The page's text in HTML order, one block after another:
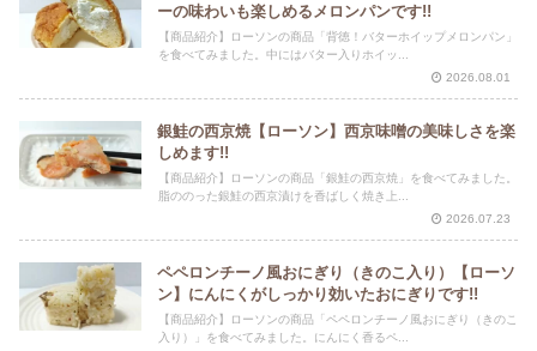
ーの味わいも楽しめるメロンパンです!!
【商品紹介】ローソンの商品「背徳！バターホイップメロンパン」
を食べてみました。中にはバター入りホイッ...
2026.08.01
銀鮭の西京焼【ローソン】西京味噌の美味しさを楽
しめます!!
【商品紹介】ローソンの商品「銀鮭の西京焼」を食べてみました。
脂ののった銀鮭の西京漬けを香ばしく焼き上...
2026.07.23
ペペロンチーノ風おにぎり（きのこ入り）【ローソ
ン】にんにくがしっかり効いたおにぎりです!!
【商品紹介】ローソンの商品「ペペロンチーノ風おにぎり（きのこ
入り）」を食べてみました。にんにく香るペ...